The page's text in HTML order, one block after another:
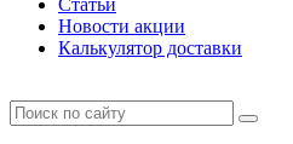
Статьи
Новости акции
Калькулятор доставки